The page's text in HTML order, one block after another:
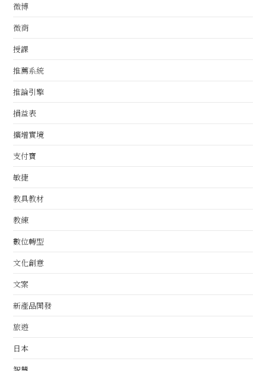
微博
微商
授課
推薦系統
推論引擎
損益表
擴增實境
支付寶
敏捷
教具教材
教練
數位轉型
文化創意
文案
新產品開發
旅遊
日本